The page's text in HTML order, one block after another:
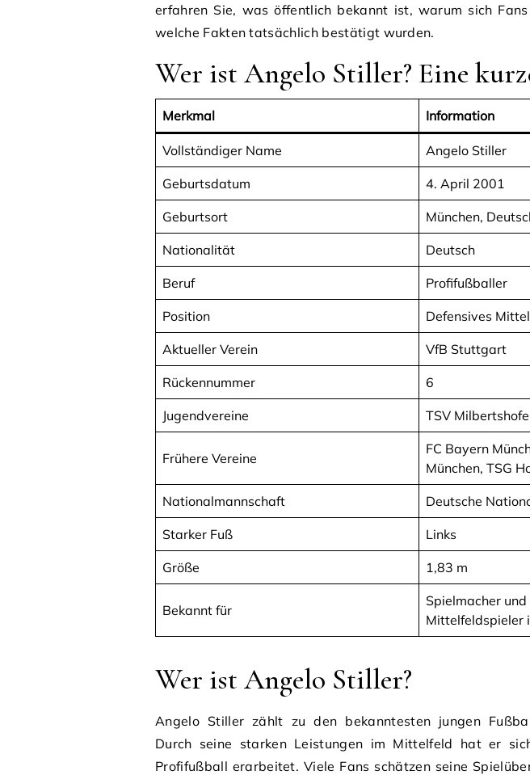
erfahren Sie, was öffentlich bekannt ist, warum sich
welche Fakten tatsächlich bestätigt wurden.
Wer ist Angelo Stiller? Eine
Merkmal Information
Vollständiger Name Angelo Stiller
Geburtsdatum 4. April 2001
Geburtsort München,
Nationalität Deutsch
Beruf Profifußballer
Position Defensives
Aktueller Verein VfB Stuttgart
Rückennummer 6
Jugendvereine TSV
Frühere Vereine
FC Bayern
München, TSG
Nationalmannschaft Deutsche
Starker Fuß Links
Größe 1,83 m
Bekannt für
Spielmacher
Mittelfeldspieler
Wer ist Angelo Stiller?
Angelo Stiller zählt zu den bekanntesten jungen
Durch seine starken Leistungen im Mittelfeld hat er
Profifußball erarbeitet. Viele Fans schätzen seine